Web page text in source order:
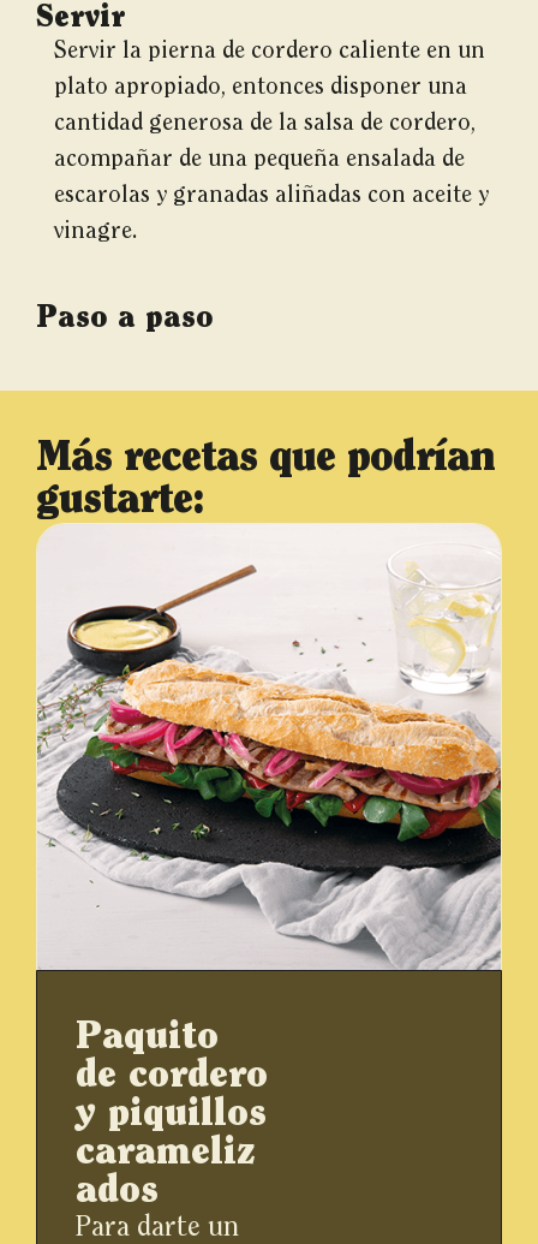
Servir
Servir la pierna de cordero caliente en un
plato apropiado, entonces disponer una
cantidad generosa de la salsa de cordero,
acompañar de una pequeña ensalada de
escarolas y granadas aliñadas con aceite y
vinagre.
Paso a paso
Más recetas que podrían
gustarte:
Paquito
de cordero
y piquillos
carameliz
ados
Para darte un